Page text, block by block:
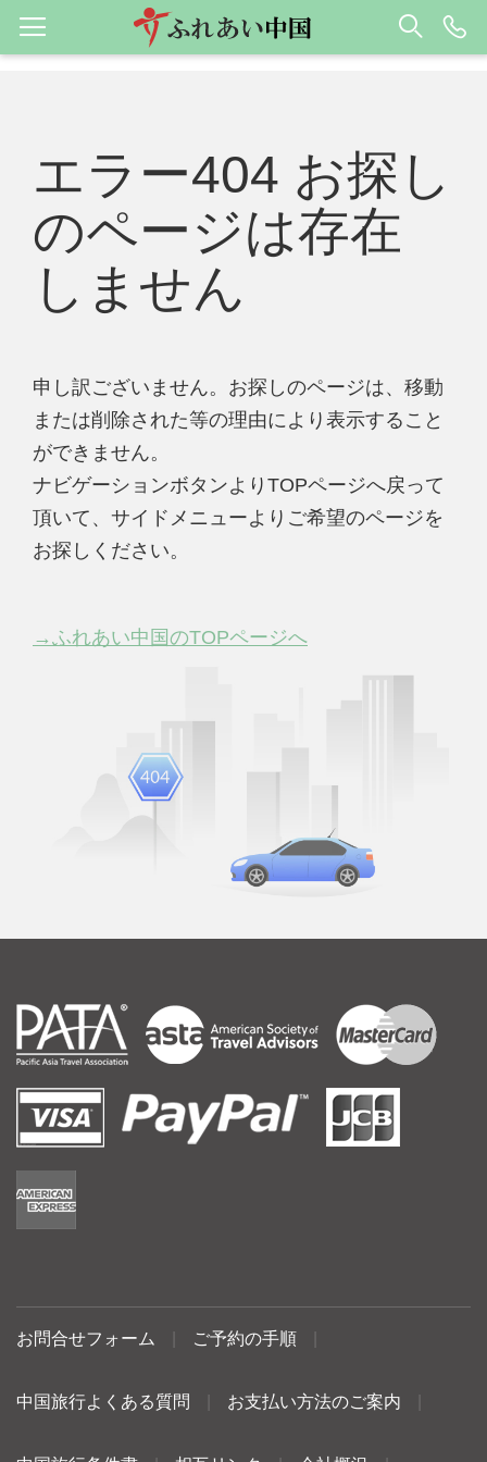
エラー404 お探し
のページは存在
しません
申し訳ございません。お探しのページは、移動
または削除された等の理由により表示すること
ができません。
ナビゲーションボタンよりTOPページへ戻って
頂いて、サイドメニューよりご希望のページを
お探しください。
→ふれあい中国のTOPページへ
お問合せフォーム ご予約の手順
中国旅行よくある質問 お支払い方法のご案内